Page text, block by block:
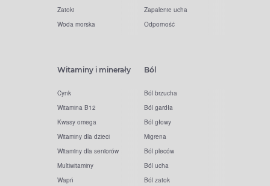
Zatoki
Woda morska
Zapalenie ucha
Odporność
Witaminy i minerały
Cynk
Witamina B12
Kwasy omega
Witaminy dla dzieci
Witaminy dla seniorów
Multiwitaminy
Wapń
Ból
Ból brzucha
Ból gardła
Ból głowy
Migrena
Ból pleców
Ból ucha
Ból zatok